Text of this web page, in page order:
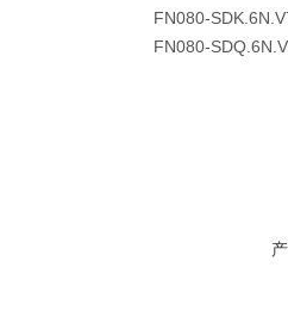
FN080-
FN080-